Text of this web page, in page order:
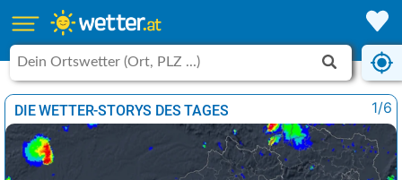
DIE WETTER-STORYS DES TAGES 1/6